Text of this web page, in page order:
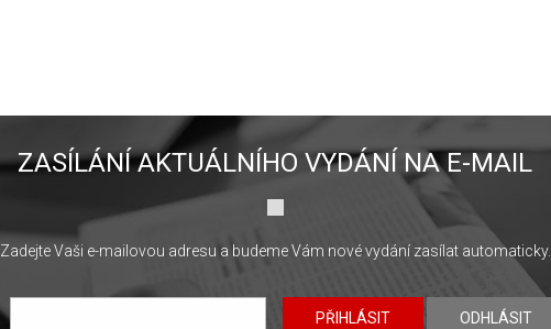
ZASÍLÁNÍ AKTUÁLNÍHO VYDÁNÍ NA E-MAIL
Zadejte Vaši e-mailovou adresu a budeme Vám nové vydání zasílat automaticky.
PŘIHLÁSIT ODHLÁSIT